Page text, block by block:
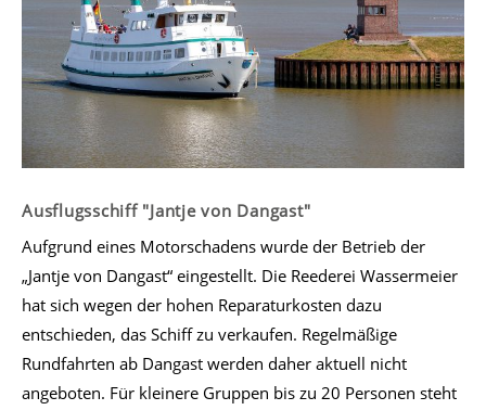
Ausflugsschiff "Jantje von Dangast"
Aufgrund eines Motorschadens wurde der Betrieb der
„Jantje von Dangast“ eingestellt. Die Reederei Wassermeier
hat sich wegen der hohen Reparaturkosten dazu
entschieden, das Schiff zu verkaufen. Regelmäßige
Rundfahrten ab Dangast werden daher aktuell nicht
angeboten. Für kleinere Gruppen bis zu 20 Personen steht